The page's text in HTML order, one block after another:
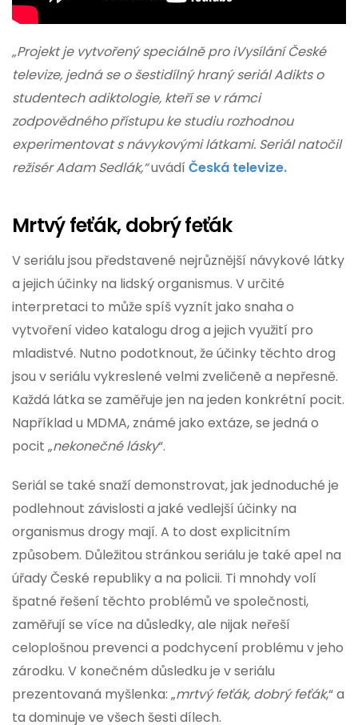
„Projekt je vytvořený speciálně pro iVysílání České
televize, jedná se o šestidílný hraný seriál Adikts o
studentech adiktologie, kteří se v rámci
zodpovědného přístupu ke studiu rozhodnou
experimentovat s návykovými látkami. Seriál natočil
režisér Adam Sedlák,“uvádí Česká televize.
Mrtvý feťák, dobrý feťák
V seriálu jsou představené nejrůznější návykové látky
a jejich účinky na lidský organismus. V určité
interpretaci to může spíš vyznít jako snaha o
vytvoření video katalogu drog a jejich využití pro
mladistvé. Nutno podotknout, že účinky těchto drog
jsou v seriálu vykreslené velmi zveličeně a nepřesně.
Každá látka se zaměřuje jen na jeden konkrétní pocit.
Například u MDMA, známé jako extáze, se jedná o
pocit „nekonečné lásky“.
Seriál se také snaží demonstrovat, jak jednoduché je
podlehnout závislosti a jaké vedlejší účinky na
organismus drogy mají. A to dost explicitním
způsobem. Důležitou stránkou seriálu je také apel na
úřady České republiky a na policii. Ti mnohdy volí
špatné řešení těchto problémů ve společnosti,
zaměřují se více na důsledky, ale nijak neřeší
celoplošnou prevenci a podchycení problému v jeho
zárodku. V konečném důsledku je v seriálu
prezentovaná myšlenka: „mrtvý feťák, dobrý feťák,“ a
ta dominuje ve všech šesti dílech.